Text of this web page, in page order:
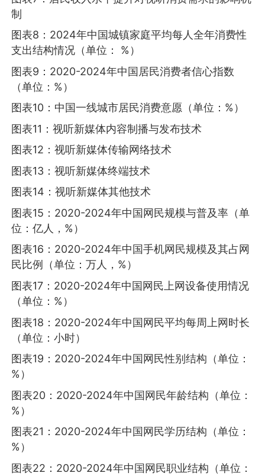
制
图表8：2024年中国城镇家庭平均每人全年消费性
支出结构情况（单位： %）
图表9：2020-2024年中国居民消费者信心指数
（单位：%）
图表10：中国一线城市居民消费意愿（单位：%）
图表11：视听新媒体内容制播与发布技术
图表12：视听新媒体传输网络技术
图表13：视听新媒体终端技术
图表14：视听新媒体其他技术
图表15：2020-2024年中国网民规模与普及率（单
位：亿人，%）
图表16：2020-2024年中国手机网民规模及其占网
民比例（单位：万人，%）
图表17：2020-2024年中国网民上网设备使用情况
（单位：%）
图表18：2020-2024年中国网民平均每周上网时长
（单位：小时）
图表19：2020-2024年中国网民性别结构（单位：
%）
图表20：2020-2024年中国网民年龄结构（单位：
%）
图表21：2020-2024年中国网民学历结构（单位：
%）
图表22：2020-2024年中国网民职业结构（单位：